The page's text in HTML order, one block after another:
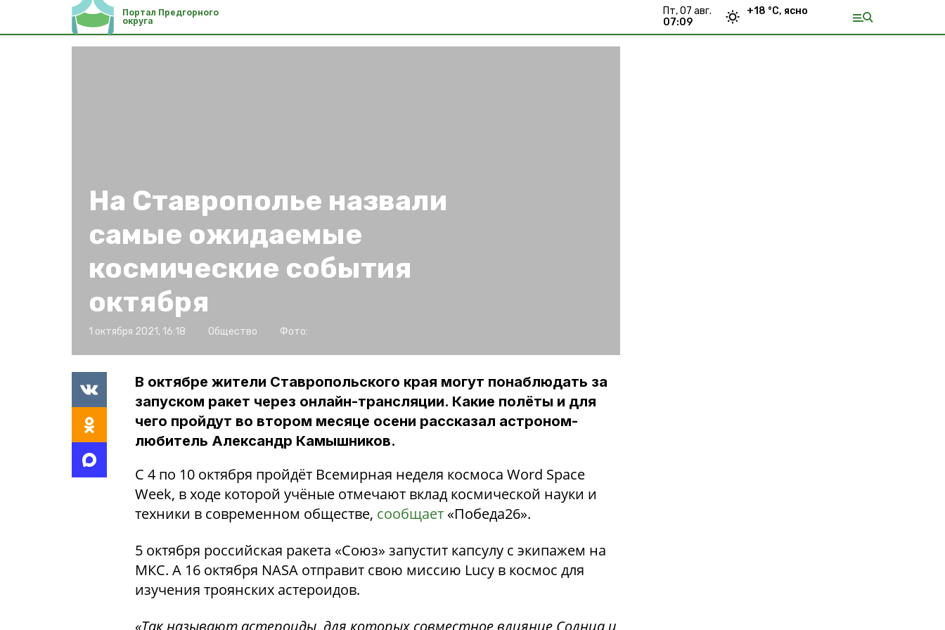
Портал Предгорного
округа
пт, 07 авг.
07:09
+18 °С, ясно
На Ставрополье назвали
самые ожидаемые
космические события
октября
1 октября 2021, 16:18 Общество Фото:
В октябре жители Ставропольского края могут понаблюдать за
запуском ракет через онлайн-трансляции. Какие полёты и для
чего пройдут во втором месяце осени рассказал астроном-
любитель Александр Камышников.
С 4 по 10 октября пройдёт Всемирная неделя космоса Word Space
Week, в ходе которой учёные отмечают вклад космической науки и
техники в современном обществе, сообщает «Победа26».
5 октября российская ракета «Союз» запустит капсулу с экипажем на
МКС. А 16 октября NASA отправит свою миссию Lucy в космос для
изучения троянских астероидов.
«Так называют астероиды, для которых совместное влияние Солнца и